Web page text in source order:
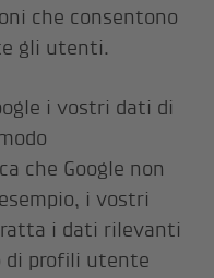
che consentono
gli utenti.
i vostri dati di
che Google non
i vostri
i dati rilevanti
di profili utente